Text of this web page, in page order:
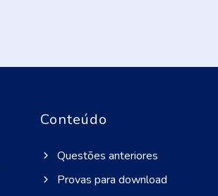
Conteúdo
Questões anteriores
Provas para download